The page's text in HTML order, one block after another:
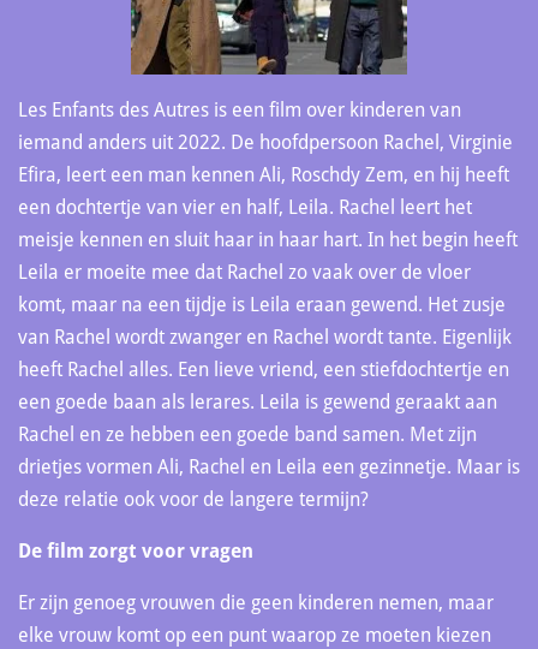
Les Enfants des Autres is een film over kinderen van
iemand anders uit 2022. De hoofdpersoon Rachel, Virginie
Efira, leert een man kennen Ali, Roschdy Zem, en hij heeft
een dochtertje van vier en half, Leila. Rachel leert het
meisje kennen en sluit haar in haar hart. In het begin heeft
Leila er moeite mee dat Rachel zo vaak over de vloer
komt, maar na een tijdje is Leila eraan gewend. Het zusje
van Rachel wordt zwanger en Rachel wordt tante. Eigenlijk
heeft Rachel alles. Een lieve vriend, een stiefdochtertje en
een goede baan als lerares. Leila is gewend geraakt aan
Rachel en ze hebben een goede band samen. Met zijn
drietjes vormen Ali, Rachel en Leila een gezinnetje. Maar is
deze relatie ook voor de langere termijn?
De film zorgt voor vragen
Er zijn genoeg vrouwen die geen kinderen nemen, maar
elke vrouw komt op een punt waarop ze moeten kiezen